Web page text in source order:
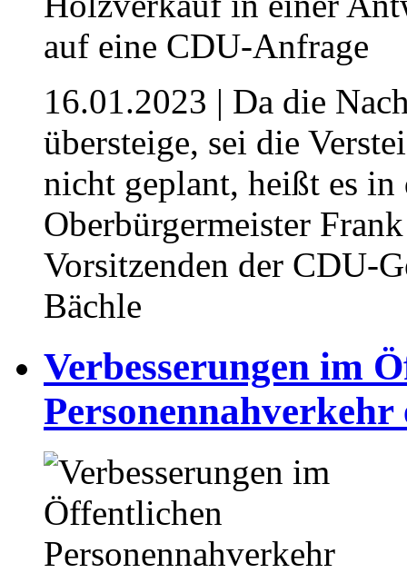
16.01.2023 | Da die
übersteige, sei die
nicht geplant, heißt es
Oberbürgermeister
Vorsitzenden der CDU-
Bächle
Verbesserungen im
Personennahverkehr